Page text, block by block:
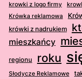
krowki z logo firmy
Krówka reklamowa
krówki z nadrukiem
mieszkańcy
regionu roku
Słodycze Reklamowe